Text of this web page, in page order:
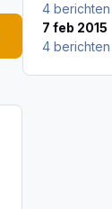
4 berichten
7 feb 2015
4 berichten